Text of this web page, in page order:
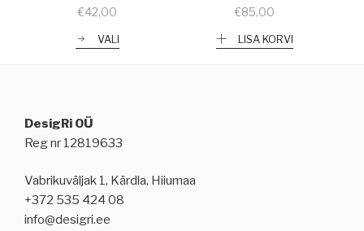
€42,00
VALI
€85,00
LISA KORVI
DesigRi OÜ
Reg nr 12819633
Vabrikuväljak 1, Kärdla, Hiiumaa
+372 535 424 08
info@desigri.ee